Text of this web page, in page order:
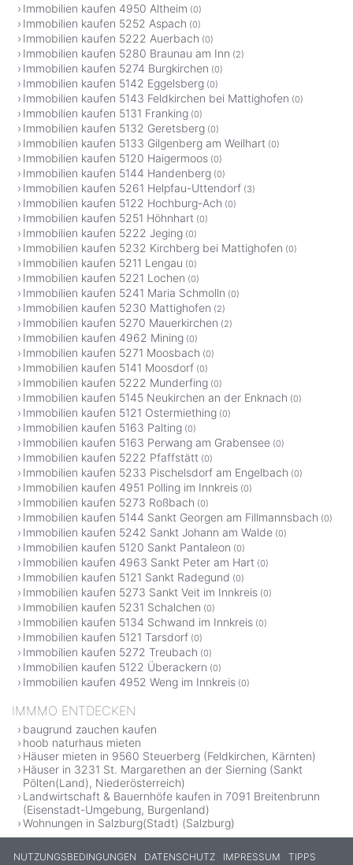
Immobilien kaufen 4950 Altheim (0)
Immobilien kaufen 5252 Aspach (0)
Immobilien kaufen 5222 Auerbach (0)
Immobilien kaufen 5280 Braunau am Inn (2)
Immobilien kaufen 5274 Burgkirchen (0)
Immobilien kaufen 5142 Eggelsberg (0)
Immobilien kaufen 5143 Feldkirchen bei Mattighofen (0)
Immobilien kaufen 5131 Franking (0)
Immobilien kaufen 5132 Geretsberg (0)
Immobilien kaufen 5133 Gilgenberg am Weilhart (0)
Immobilien kaufen 5120 Haigermoos (0)
Immobilien kaufen 5144 Handenberg (0)
Immobilien kaufen 5261 Helpfau-Uttendorf (3)
Immobilien kaufen 5122 Hochburg-Ach (0)
Immobilien kaufen 5251 Höhnhart (0)
Immobilien kaufen 5222 Jeging (0)
Immobilien kaufen 5232 Kirchberg bei Mattighofen (0)
Immobilien kaufen 5211 Lengau (0)
Immobilien kaufen 5221 Lochen (0)
Immobilien kaufen 5241 Maria Schmolln (0)
Immobilien kaufen 5230 Mattighofen (2)
Immobilien kaufen 5270 Mauerkirchen (2)
Immobilien kaufen 4962 Mining (0)
Immobilien kaufen 5271 Moosbach (0)
Immobilien kaufen 5141 Moosdorf (0)
Immobilien kaufen 5222 Munderfing (0)
Immobilien kaufen 5145 Neukirchen an der Enknach (0)
Immobilien kaufen 5121 Ostermiething (0)
Immobilien kaufen 5163 Palting (0)
Immobilien kaufen 5163 Perwang am Grabensee (0)
Immobilien kaufen 5222 Pfaffstätt (0)
Immobilien kaufen 5233 Pischelsdorf am Engelbach (0)
Immobilien kaufen 4951 Polling im Innkreis (0)
Immobilien kaufen 5273 Roßbach (0)
Immobilien kaufen 5144 Sankt Georgen am Fillmannsbach (0)
Immobilien kaufen 5242 Sankt Johann am Walde (0)
Immobilien kaufen 5120 Sankt Pantaleon (0)
Immobilien kaufen 4963 Sankt Peter am Hart (0)
Immobilien kaufen 5121 Sankt Radegund (0)
Immobilien kaufen 5273 Sankt Veit im Innkreis (0)
Immobilien kaufen 5231 Schalchen (0)
Immobilien kaufen 5134 Schwand im Innkreis (0)
Immobilien kaufen 5121 Tarsdorf (0)
Immobilien kaufen 5272 Treubach (0)
Immobilien kaufen 5122 Überackern (0)
Immobilien kaufen 4952 Weng im Innkreis (0)
IMMMO ENTDECKEN
baugrund zauchen kaufen
hoob naturhaus mieten
Häuser mieten in 9560 Steuerberg (Feldkirchen, Kärnten)
Häuser in 3231 St. Margarethen an der Sierning (Sankt
Pölten(Land), Niederösterreich)
Landwirtschaft & Bauernhöfe kaufen in 7091 Breitenbrunn
(Eisenstadt-Umgebung, Burgenland)
Wohnungen in Salzburg(Stadt) (Salzburg)
NUTZUNGSBEDINGUNGEN DATENSCHUTZ IMPRESSUM TIPPS